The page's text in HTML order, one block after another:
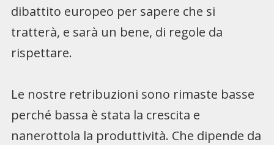
dibattito europeo per sapere che si
tratterà, e sarà un bene, di regole da
rispettare.
Le nostre retribuzioni sono rimaste basse
perché bassa è stata la crescita e
nanerottola la produttività. Che dipende da